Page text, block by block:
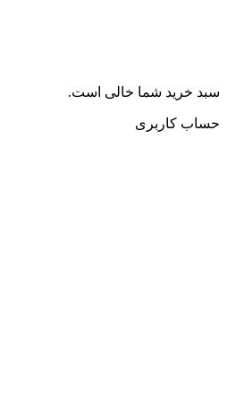
سبد خرید شما خالی است.
حساب کاربری